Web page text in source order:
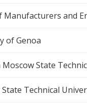
Manufacturers and
of Genoa
Moscow State
State Technical